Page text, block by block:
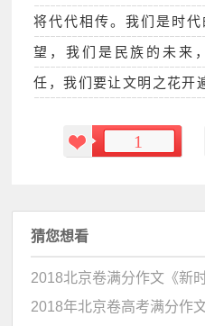
将代代相传。我们是时
望，我们是民族的未来
任，我们要让文明之花开
1
猜您想看